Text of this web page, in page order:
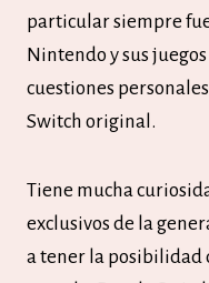
particular siempre
Nintendo y sus
cuestiones
Switch original.
Tiene mucha
exclusivos de la
a tener la posibilidad